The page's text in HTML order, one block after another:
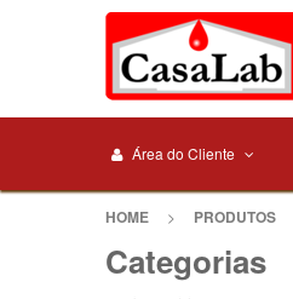
Área do Cliente
HOME > PRODUTOS
Categorias